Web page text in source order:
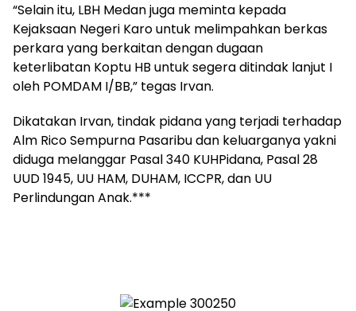
“Selain itu, LBH Medan juga meminta kepada
Kejaksaan Negeri Karo untuk melimpahkan berkas
perkara yang berkaitan dengan dugaan
keterlibatan Koptu HB untuk segera ditindak lanjut I
oleh POMDAM I/BB,” tegas Irvan.
Dikatakan Irvan, tindak pidana yang terjadi terhadap
Alm Rico Sempurna Pasaribu dan keluarganya yakni
diduga melanggar Pasal 340 KUHPidana, Pasal 28
UUD 1945, UU HAM, DUHAM, ICCPR, dan UU
Perlindungan Anak.***